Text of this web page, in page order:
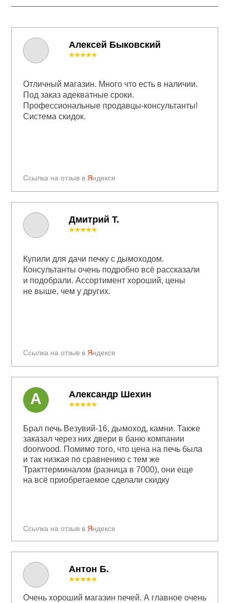
Алексей Быковский
Ссылка на отзыв в Яндексе
★★★★★
Отличный магазин. Много что есть в наличии.
Под заказ адекватные сроки.
Профессиональные продавцы-консультанты!
Система скидок.
Антон Б.
Ссылка на отзыв в Яндексе
★★★★★
Купили для дачи печку с дымоходом.
Консультанты очень подробно всё рассказали
и подобрали. Ассортимент хороший, цены
не выше, чем у других.
Александр Шехин
Ссылка на отзыв в Яндексе
★★★★★
Брал печь Везувий-16, дымоход, камни. Также
заказал через них двери в баню компании
doorwood. Помимо того, что цена на печь была
и так низкая по сравнению с тем же
Тракттерминалом (разница в 7000), они еще
на всё приобретаемое сделали скидку
А
Дмитрий Т.
★★★★★
Очень хороший магазин печей. А главное очень